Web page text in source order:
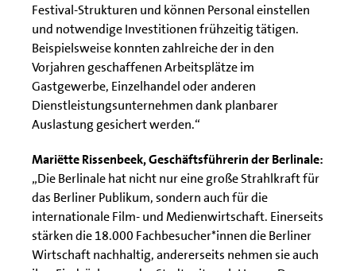
Festival-Strukturen und können Personal einstellen
und notwendige Investitionen frühzeitig tätigen.
Beispielsweise konnten zahlreiche der in den
Vorjahren geschaffenen Arbeitsplätze im
Gastgewerbe, Einzelhandel oder anderen
Dienstleistungsunternehmen dank planbarer
Auslastung gesichert werden.“
Mariëtte Rissenbeek, Geschäftsführerin der Berlinale:
„Die Berlinale hat nicht nur eine große Strahlkraft für
das Berliner Publikum, sondern auch für die
internationale Film- und Medienwirtschaft. Einerseits
stärken die 18.000 Fachbesucher*innen die Berliner
Wirtschaft nachhaltig, andererseits nehmen sie auch